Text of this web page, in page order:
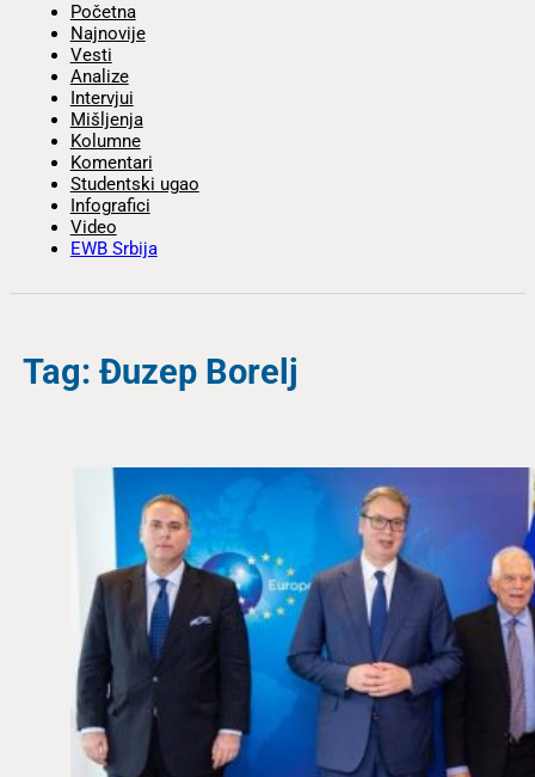
Početna
Najnovije
Vesti
Analize
Intervjui
Mišljenja
Kolumne
Komentari
Studentski ugao
Infografici
Video
EWB Srbija
Tag: Đuzep Borelj